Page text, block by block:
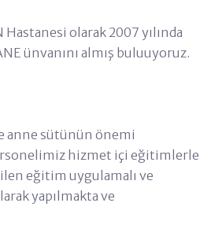
Hastanesi olarak 2007 yılında
ünvanını almış buluuyoruz.
anne sütünün önemi
hizmet içi eğitimlerle
eğitim uygulamalı ve
yapılmakta ve